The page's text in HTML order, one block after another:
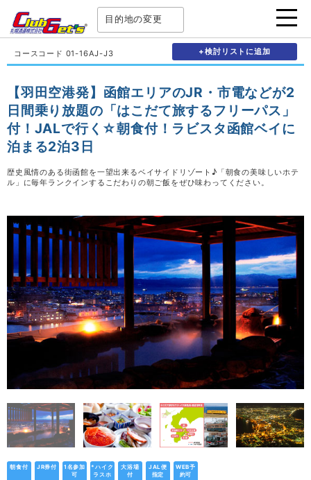
目的地の変更
コースコード 01-16AJ-J3 +検討リストに追加
【羽田空港発】函館エリアのJR・市電などが2
日間乗り放題の「はこだて旅するフリーパス」
付！JALで行く☆朝食付！ラビスタ函館ベイに
泊まる2泊3日
歴史風情のある街函館を一望出来るベイサイドリゾート♪「朝食の美味しいホテ
ル」に毎年ランクインするこだわりの朝ご飯をぜひ味わってください。
朝食付 JR券付
1名参加
可
*ハイク
ラスホ
大浴場
付
JAL便
指定
WEB予
約可